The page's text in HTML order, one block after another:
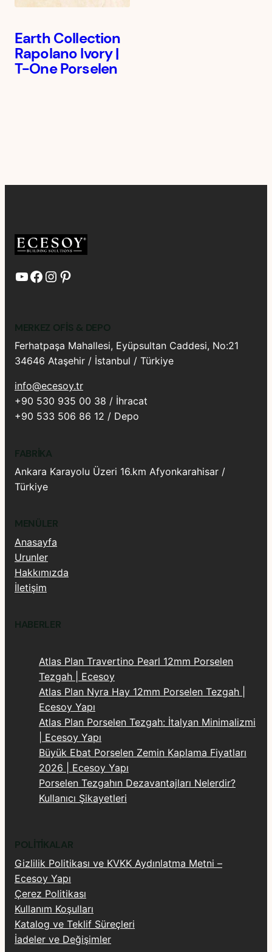
Earth Collection
Rapolano Ivory |
T-One Porselen
YouTube Facebook Instagram Pinterest
MERKEZ OFIS & DEPO
Ferhatpaşa Mahallesi, Eyüpsultan Caddesi, No:21
34646 Ataşehir / İstanbul / Türkiye
info@ecesoy.tr
+90 530 935 00 38 / İhracat
+90 533 506 86 12 / Depo
FABRIKA
Ankara Karayolu Üzeri 16.km Afyonkarahisar /
Türkiye
MENÜLER
Anasayfa
Urunler
Hakkımızda
İletişim
HABERLER
Atlas Plan Travertino Pearl 12mm Porselen
Tezgah | Ecesoy
Atlas Plan Nyra Hay 12mm Porselen Tezgah |
Ecesoy Yapı
Atlas Plan Porselen Tezgah: İtalyan Minimalizmi
| Ecesoy Yapı
Büyük Ebat Porselen Zemin Kaplama Fiyatları
2026 | Ecesoy Yapı
Porselen Tezgahın Dezavantajları Nelerdir?
Kullanıcı Şikayetleri
POLITIKALAR
Gizlilik Politikası ve KVKK Aydınlatma Metni –
Ecesoy Yapı
Çerez Politikası
Kullanım Koşulları
Katalog ve Teklif Süreçleri
İadeler ve Değişimler